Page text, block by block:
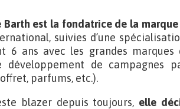
Barth est la fondatrice de la marque
suivies d’une
6 ans avec les grandes
développement de campagnes
parfums, etc.).
blazer depuis toujours, elle